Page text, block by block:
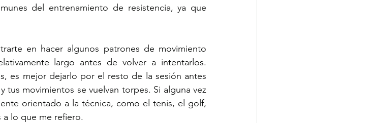
del entrenamiento de resistencia, ya que
en hacer algunos patrones de movimiento
largo antes de volver a intentarlos.
es mejor dejarlo por el resto de la sesión antes
tus movimientos se vuelvan torpes. Si alguna vez
orientado a la técnica, como el tenis, el golf,
a lo que me refiero.